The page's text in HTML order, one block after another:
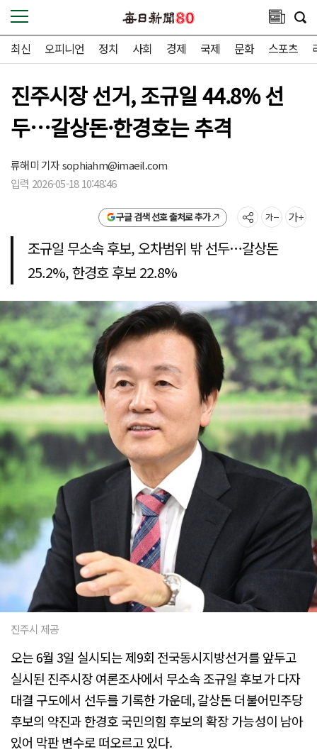
최신 오피니언 정치 사회 경제 국제 문화 스포츠
진주시장 선거, 조규일 44.8% 선
두…갈상돈·한경호는 추격
류해미 기자sophiahm@imaeil.com
입력 2026-05-18 10:48:46
구글 검색 선호 출처로 추가
조규일 무소속 후보, 오차범위 밖 선두…갈상돈
25.2%, 한경호 후보 22.8%
진주시 제공
오는 6월 3일 실시되는 제9회 전국동시지방선거를 앞두고
실시된 진주시장 여론조사에서 무소속 조규일 후보가 다자
대결 구도에서 선두를 기록한 가운데, 갈상돈 더불어민주당
후보의 약진과 한경호 국민의힘 후보의 확장 가능성이 남아
있어 막판 변수로 떠오르고 있다.